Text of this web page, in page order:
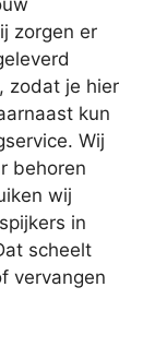
zorgen er
zodat je hier
kun
Wij
behoren
wij
in
scheelt
vervangen